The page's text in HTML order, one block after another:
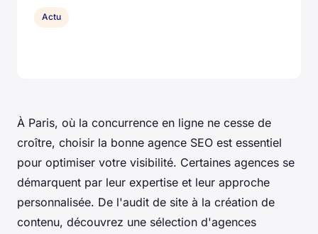
À Paris, où la concurrence en ligne ne cesse de
croître, choisir la bonne agence SEO est essentiel
pour optimiser votre visibilité. Certaines agences se
démarquent par leur expertise et leur approche
personnalisée. De l'audit de site à la création de
contenu, découvrez une sélection d'agences
Actu